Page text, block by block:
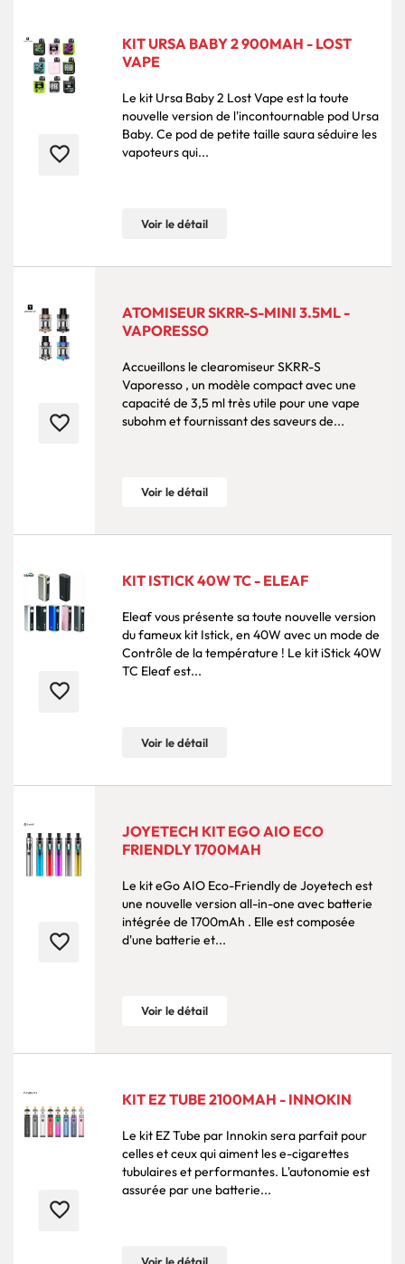
favorite_border
KIT URSA BABY 2 900MAH - LOST
VAPE
Le kit Ursa Baby 2 Lost Vape est la toute
nouvelle version de l'incontournable pod Ursa
Baby. Ce pod de petite taille saura séduire les
vapoteurs qui...
Voir le détail
favorite_border
ATOMISEUR SKRR-S-MINI 3.5ML -
VAPORESSO
Accueillons le clearomiseur SKRR-S
Vaporesso , un modèle compact avec une
capacité de 3,5 ml très utile pour une vape
subohm et fournissant des saveurs de...
Voir le détail
favorite_border
KIT ISTICK 40W TC - ELEAF
Eleaf vous présente sa toute nouvelle version
du fameux kit Istick, en 40W avec un mode de
Contrôle de la température ! Le kit iStick 40W
TC Eleaf est...
Voir le détail
favorite_border
JOYETECH KIT EGO AIO ECO
FRIENDLY 1700MAH
Le kit eGo AIO Eco-Friendly de Joyetech est
une nouvelle version all-in-one avec batterie
intégrée de 1700mAh . Elle est composée
d'une batterie et...
Voir le détail
favorite_border
KIT EZ TUBE 2100MAH - INNOKIN
Le kit EZ Tube par Innokin sera parfait pour
celles et ceux qui aiment les e-cigarettes
tubulaires et performantes. L'autonomie est
assurée par une batterie...
Voir le détail